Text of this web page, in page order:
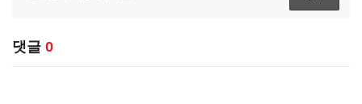
댓글 0